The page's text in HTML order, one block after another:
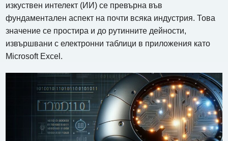
изкуствен интелект (ИИ) се превърна във
фундаментален аспект на почти всяка индустрия. Това
значение се простира и до рутинните дейности,
извършвани с електронни таблици в приложения като
Microsoft Excel.